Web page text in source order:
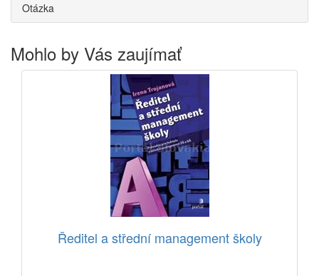
Otázka
Mohlo by Vás zaujímať
Ředitel a střední management školy